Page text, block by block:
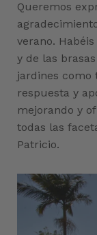
Queremos
verano.
y de las
jardines como
respuesta y
mejorando y
todas las
Patricio.